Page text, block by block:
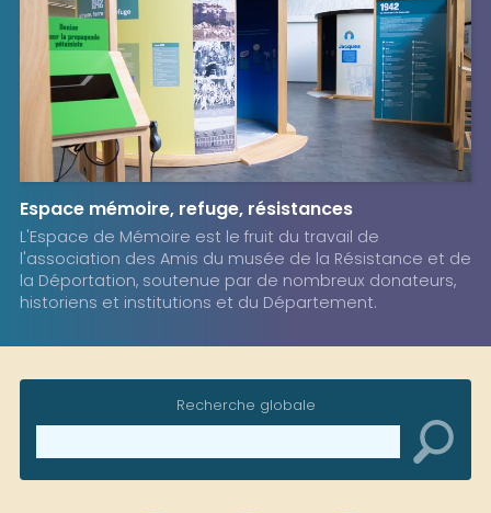
Espace mémoire, refuge, résistances
L'Espace de Mémoire est le fruit du travail de
l'association des Amis du musée de la Résistance et de
la Déportation, soutenue par de nombreux donateurs,
historiens et institutions et du Département.
Recherche globale